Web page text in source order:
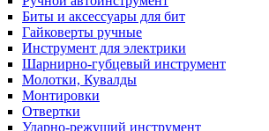
Биты и аксессуары для бит
Гайковерты ручные
Инструмент для электрики
Шарнирно-губцевый инструмент
Молотки, Кувалды
Монтировки
Отвертки
Ударно-режуший инструмент